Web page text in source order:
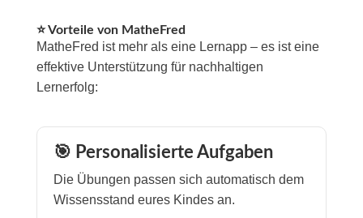
⭐ Vorteile von MatheFred
MatheFred ist mehr als eine Lernapp – es ist eine
effektive Unterstützung für nachhaltigen
Lernerfolg:
🎯 Personalisierte Aufgaben
Die Übungen passen sich automatisch dem
Wissensstand eures Kindes an.